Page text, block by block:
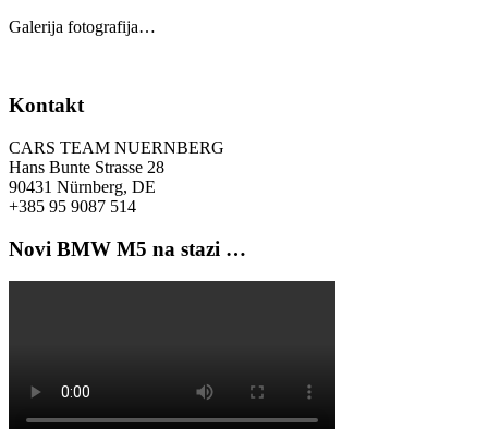
Galerija fotografija…
Kontakt
CARS TEAM NUERNBERG
Hans Bunte Strasse 28
90431 Nürnberg, DE
+385 95 9087 514
Novi BMW M5 na stazi …